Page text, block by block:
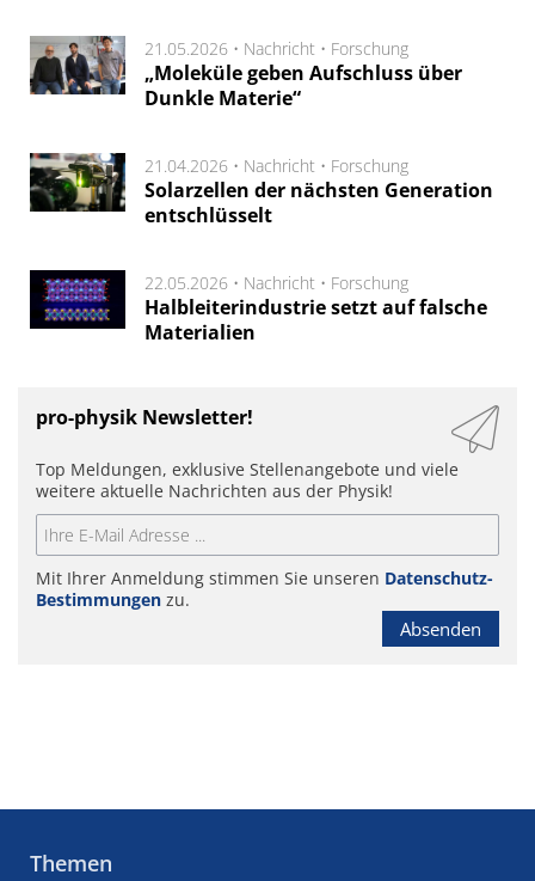
21.05.2026 • Nachricht • Forschung
„Moleküle geben Aufschluss über
Dunkle Materie“
21.04.2026 • Nachricht • Forschung
Solarzellen der nächsten Generation
entschlüsselt
22.05.2026 • Nachricht • Forschung
Halbleiterindustrie setzt auf falsche
Materialien
pro-physik Newsletter!
Top Meldungen, exklusive Stellenangebote und viele
weitere aktuelle Nachrichten aus der Physik!
Mit Ihrer Anmeldung stimmen Sie unseren Datenschutz-
Bestimmungen zu.
Absenden
Themen